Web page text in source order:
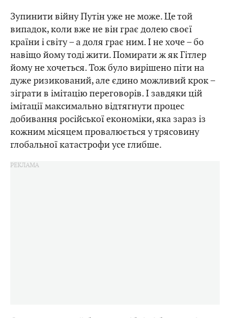
Зупинити війну Путін уже не може. Це той
випадок, коли вже не він грає долею своєї
країни і світу – а доля грає ним. І не хоче – бо
навіщо йому тоді жити. Помирати ж як Гітлер
йому не хочеться. Тож було вирішено піти на
дуже ризикований, але єдино можливий крок –
зіграти в імітацію переговорів. І завдяки цій
імітації максимально відтягнути процес
добивання російської економіки, яка зараз із
кожним місяцем провалюється у трясовину
глобальної катастрофи усе глибше.